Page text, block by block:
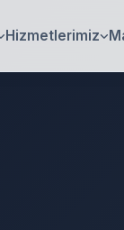
Hizmetlerimiz